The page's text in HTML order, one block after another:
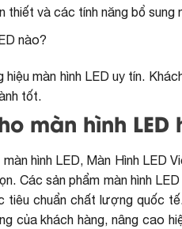
thiết và các tính năng bổ
nào?
màn hình LED uy tín.
tốt.
màn hình LED
hình LED, Màn Hình LED
Các sản phẩm màn hình
tiêu chuẩn chất lượng quốc
của khách hàng, nâng cao